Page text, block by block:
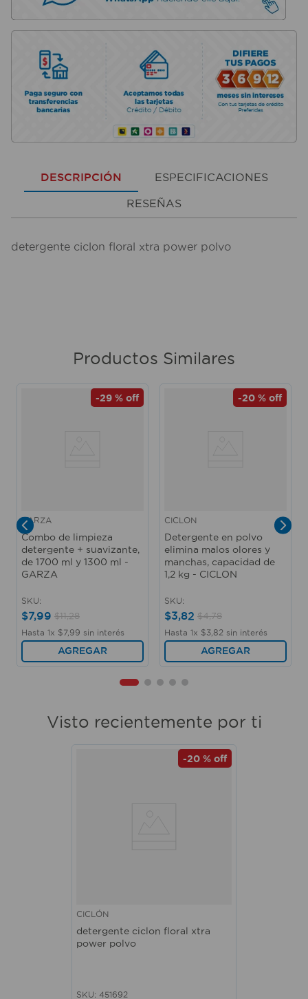
DESCRIPCIÓN ESPECIFICACIONES
RESEÑAS
detergente ciclon floral xtra power polvo
Productos Similares
-29 % off
GARZA
Combo de limpieza
detergente + suavizante,
de 1700 ml y 1300 ml -
GARZA
SKU:
$7,99 $11,28
Hasta 1x $7, 99 sin interés
AGREGAR
-20 % off
CICLON
Detergente en polvo
elimina malos olores y
manchas, capacidad de
1,2 kg - CICLON
SKU:
$3,82 $4,78
Hasta 1x $3 82 sin interés
AGREGAR
Visto recientemente por ti
-20 % off
CICLÓN
detergente ciclon floral xtra
power polvo
SKU: 451692